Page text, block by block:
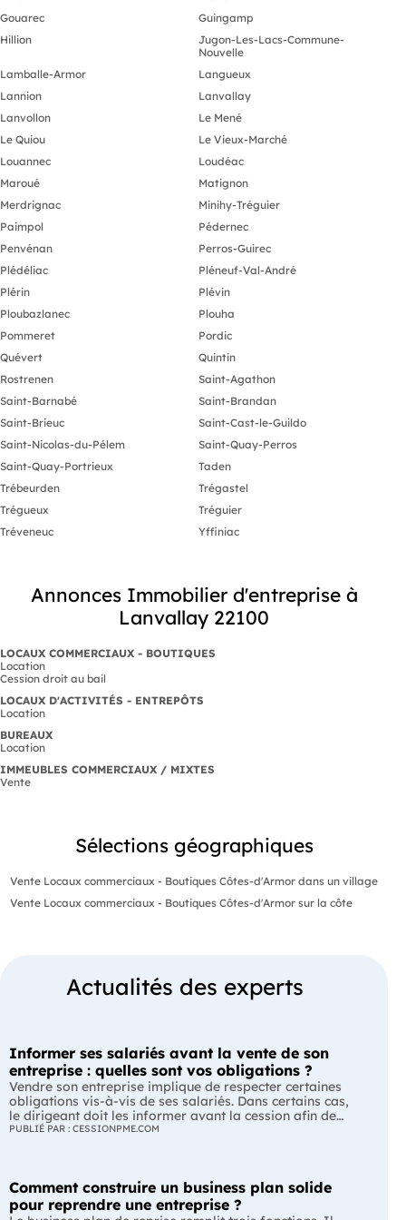
Gouarec
Guingamp
Hillion
Jugon-Les-Lacs-Commune-
Nouvelle
Lamballe-Armor
Langueux
Lannion
Lanvallay
Lanvollon
Le Mené
Le Quiou
Le Vieux-Marché
Louannec
Loudéac
Maroué
Matignon
Merdrignac
Minihy-Tréguier
Paimpol
Pédernec
Penvénan
Perros-Guirec
Plédéliac
Pléneuf-Val-André
Plérin
Plévin
Ploubazlanec
Plouha
Pommeret
Pordic
Quévert
Quintin
Rostrenen
Saint-Agathon
Saint-Barnabé
Saint-Brandan
Saint-Brieuc
Saint-Cast-le-Guildo
Saint-Nicolas-du-Pélem
Saint-Quay-Perros
Saint-Quay-Portrieux
Taden
Trébeurden
Trégastel
Trégueux
Tréguier
Tréveneuc
Yffiniac
Annonces Immobilier d'entreprise à
Lanvallay 22100
LOCAUX COMMERCIAUX - BOUTIQUES
Location
Cession droit au bail
LOCAUX D'ACTIVITÉS - ENTREPÔTS
Location
BUREAUX
Location
IMMEUBLES COMMERCIAUX / MIXTES
Vente
Sélections géographiques
Vente Locaux commerciaux - Boutiques Côtes-d'Armor dans un village
Vente Locaux commerciaux - Boutiques Côtes-d'Armor sur la côte
Actualités des experts
Informer ses salariés avant la vente de son
entreprise : quelles sont vos obligations ?
Vendre son entreprise implique de respecter certaines
obligations vis-à-vis de ses salariés. Dans certains cas,
le dirigeant doit les informer avant la cession afin de
leur permettre, s'ils le souhaitent, de présenter une offre
L'essentiel Les entreprises de moins de 250 salariés sont
soumises, dans certains cas, à une obligation
PUBLIÉ PAR : CESSIONPME.COM
Comment construire un business plan solide
pour reprendre une entreprise ?